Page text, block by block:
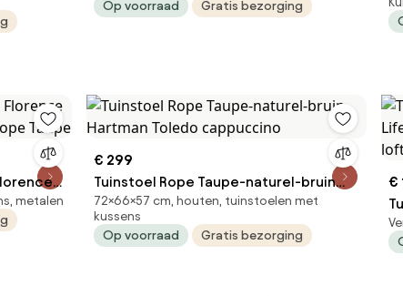
Op voorraad Gratis bezorging
metalen
€ 299
Tuinstoel Rope Taupe-naturel-bruin
Hartman Toledo cappuccino
72×66×57 cm, houten, tuinstoelen met
kussens
Op voorraad
Gratis bezorging
€